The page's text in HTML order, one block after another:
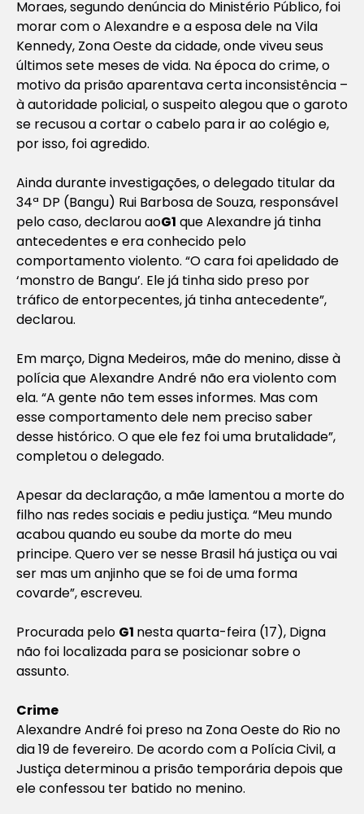
Moraes, segundo denúncia do Ministério Público, foi
morar com o Alexandre e a esposa dele na Vila
Kennedy, Zona Oeste da cidade, onde viveu seus
últimos sete meses de vida. Na época do crime, o
motivo da prisão aparentava certa inconsistência –
à autoridade policial, o suspeito alegou que o garoto
se recusou a cortar o cabelo para ir ao colégio e,
por isso, foi agredido.
Ainda durante investigações, o delegado titular da
34ª DP (Bangu) Rui Barbosa de Souza, responsável
pelo caso, declarou aoG1 que Alexandre já tinha
antecedentes e era conhecido pelo
comportamento violento. “O cara foi apelidado de
‘monstro de Bangu’. Ele já tinha sido preso por
tráfico de entorpecentes, já tinha antecedente”,
declarou.
Em março, Digna Medeiros, mãe do menino, disse à
polícia que Alexandre André não era violento com
ela. “A gente não tem esses informes. Mas com
esse comportamento dele nem preciso saber
desse histórico. O que ele fez foi uma brutalidade”,
completou o delegado.
Apesar da declaração, a mãe lamentou a morte do
filho nas redes sociais e pediu justiça. “Meu mundo
acabou quando eu soube da morte do meu
principe. Quero ver se nesse Brasil há justiça ou vai
ser mas um anjinho que se foi de uma forma
covarde”, escreveu.
Procurada pelo G1 nesta quarta-feira (17), Digna
não foi localizada para se posicionar sobre o
assunto.
Crime
Alexandre André foi preso na Zona Oeste do Rio no
dia 19 de fevereiro. De acordo com a Polícia Civil, a
Justiça determinou a prisão temporária depois que
ele confessou ter batido no menino.